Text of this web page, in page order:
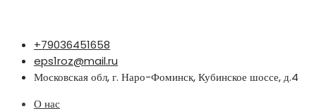
Перейти
содержимому
+79036451658
eps1roz@mail.ru
Московская обл, г. Наро-Фоминск, Кубинское шоссе, д.4
О нас